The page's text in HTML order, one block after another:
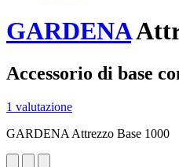
GARDENA
Accessorio di base
1 valutazione
GARDENA Attrezzo Base 1000